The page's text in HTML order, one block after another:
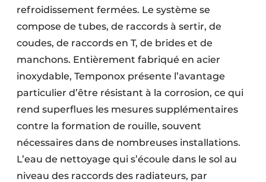
refroidissement fermées. Le système se
compose de tubes, de raccords à sertir, de
coudes, de raccords en T, de brides et de
manchons. Entièrement fabriqué en acier
inoxydable, Temponox présente l’avantage
particulier d’être résistant à la corrosion, ce qui
rend superflues les mesures supplémentaires
contre la formation de rouille, souvent
nécessaires dans de nombreuses installations.
L’eau de nettoyage qui s’écoule dans le sol au
niveau des raccords des radiateurs, par